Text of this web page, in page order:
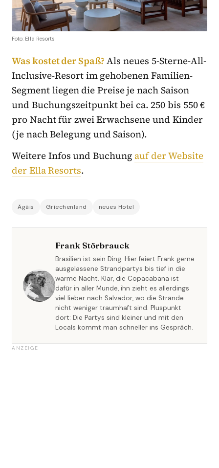
Foto: Ella Resorts
Was kostet der Spaß?Als neues 5-Sterne-All-
Inclusive-Resort im gehobenen Familien-
Segment liegen die Preise je nach Saison
und Buchungszeitpunkt bei ca. 250 bis 550 €
pro Nacht für zwei Erwachsene und Kinder
(je nach Belegung und Saison).
Weitere Infos und Buchung auf der Website
der Ella Resorts.
Ägäis Griechenland neues Hotel
Frank Störbrauck
Brasilien ist sein Ding. Hier feiert Frank gerne
ausgelassene Strandpartys bis tief in die
warme Nacht. Klar, die Copacabana ist
dafür in aller Munde, ihn zieht es allerdings
viel lieber nach Salvador, wo die Strände
nicht weniger traumhaft sind. Pluspunkt
dort: Die Partys sind kleiner und mit den
Locals kommt man schneller ins Gespräch.
ANZEIGE